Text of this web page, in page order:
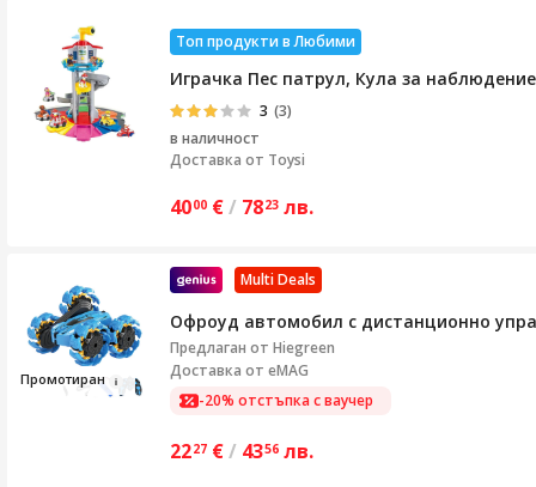
Топ продукти в Любими
Играчка Пес патрул, Кула за
3 (3)
в наличност
Доставка от Toysi
4000 €/ 7823 лв.
Промотиран
Multi Deals
Офроуд автомобил с дистанционно
Предлаган от Hiegreen
Доставка от eMAG
-20% отстъпка с ваучер
2227 €/ 4356 лв.